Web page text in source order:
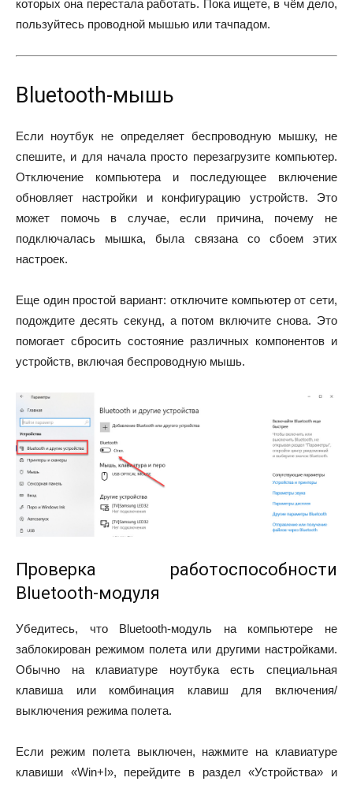
которых она перестала работать. Пока ищете, в чём дело,
пользуйтесь проводной мышью или тачпадом.
Bluetooth-мышь
Если ноутбук не определяет беспроводную мышку, не
спешите, и для начала просто перезагрузите компьютер.
Отключение компьютера и последующее включение
обновляет настройки и конфигурацию устройств. Это
может помочь в случае, если причина, почему не
подключалась мышка, была связана со сбоем этих
настроек.
Еще один простой вариант: отключите компьютер от сети,
подождите десять секунд, а потом включите снова. Это
помогает сбросить состояние различных компонентов и
устройств, включая беспроводную мышь.
Проверка работоспособности
Bluetooth-модуля
Убедитесь, что Bluetooth-модуль на компьютере не
заблокирован режимом полета или другими настройками.
Обычно на клавиатуре ноутбука есть специальная
клавиша или комбинация клавиш для включения/
выключения режима полета.
Если режим полета выключен, нажмите на клавиатуре
клавиши «Win+I», перейдите в раздел «Устройства» и